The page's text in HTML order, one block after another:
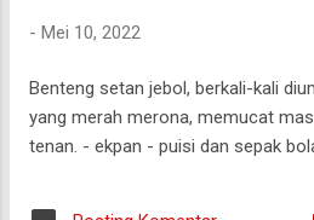
- Mei 10, 2022
Benteng setan jebol, berkali-kali
yang merah merona, memucat
tenan. - ekpan - puisi dan sepak